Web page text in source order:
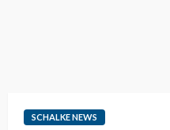
SCHALKE NEWS